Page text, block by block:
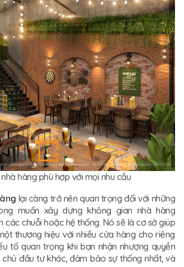
hàng phù hợp với mọi nhu cầu
lại càng trở nên quan trọng đối với những
muốn xây dựng không gian nhà hàng
các chuỗi hoặc hệ thống. Nó sẽ là cơ sở giúp
thương hiệu với nhiều cửa hàng cho riêng
tố quan trọng khi bạn nhận nhượng quyền
đầu tư khác, đảm bảo sự thống nhất, và